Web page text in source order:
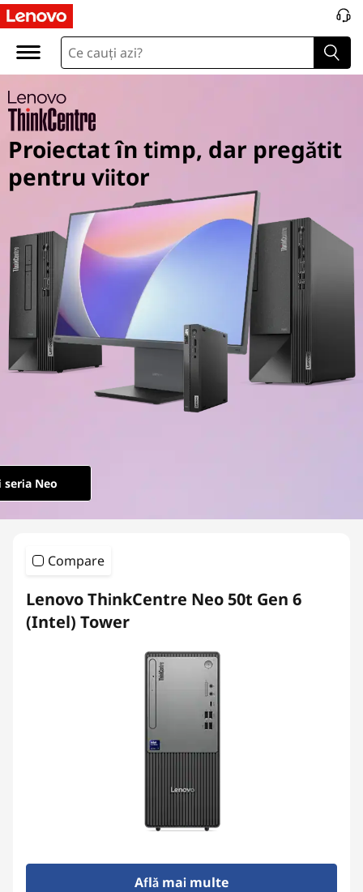
T
h
n
k
C
n
t
r
e
o
Proiectat în timp, dar pregătit
pentru viitor
Neo
Compare
Lenovo ThinkCentre Neo 50t Gen 6
(Intel) Tower
Află mai multe